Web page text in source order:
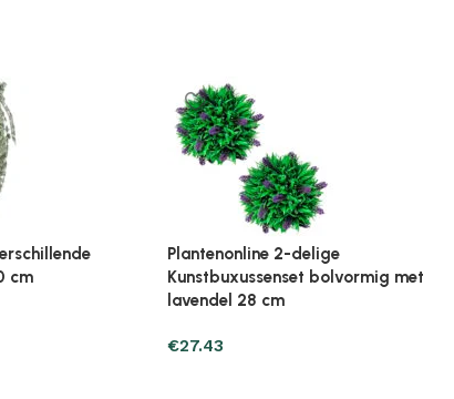
114x80x50
Plantenonline Broeikas 60x45x100
cm vurenhout